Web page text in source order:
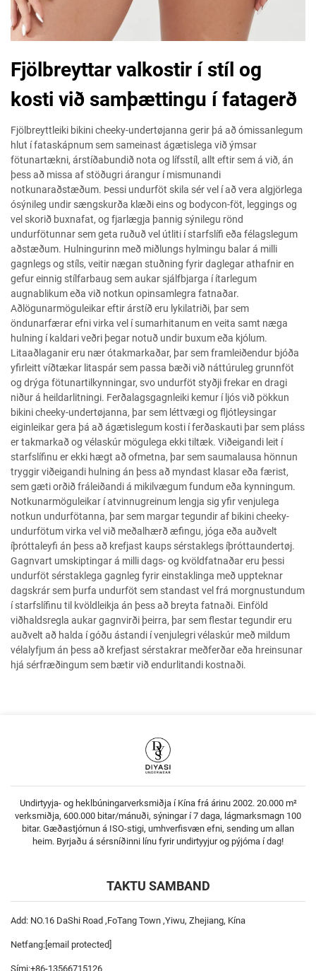
Fjölbreyttar valkostir í stíl og
kosti við samþættingu í fatagerð
Fjölbreyttleiki bikini cheeky-undertøjanna gerir þá að ómissanlegum
hlut í fataskápnum sem sameinast ágætislega við ýmsar
fötunartækni, árstíðabundið nota og lífsstíl, allt eftir sem á við, án
þess að missa af stöðugri árangur í mismunandi
notkunaraðstæðum. Þessi undurföt skila sér vel í að vera algjörlega
ósýnileg undir sængskurða klæði eins og bodycon-föt, leggings og
vel skorið buxnafat, og fjarlægja þannig sýnilegu rönd
undurfötunnar sem geta ruðuð vel útliti í starfslífi eða félagslegum
aðstæðum. Hulningurinn með miðlungs hylmingu balar á milli
gagnlegs og stíls, veitir nægan stuðning fyrir daglegar athafnir en
gefur einnig stílfarbaug sem aukar sjálfbjarga í ítarlegum
augnablikum eða við notkun opinsamlegra fatnaðar.
Aðlögunarmöguleikar eftir árstíð eru lykilatriði, þar sem
öndunarfærar efni virka vel í sumarhitanum en veita samt næga
hulning í kaldari veðri þegar notuð undir buxum eða kjólum.
Litaaðlaganir eru nær ótakmarkaðar, þar sem framleiðendur bjóða
yfirleitt víðtækar litaspár sem passa bæði við náttúruleg grunnföt
og drýga fötunartilkynningar, svo undurföt styðji frekar en dragi
niður á heildarlitningi. Ferðalagsgagnleiki kemur í ljós við pökkun
bikini cheeky-undertøjanna, þar sem léttvægi og fljótleysingar
eiginleikar gera þá að ágætislegum kosti í ferðaskauti þar sem pláss
er takmarkað og vélaskúr mögulega ekki tiltæk. Viðeigandi leit í
starfslífinu er ekki hægt að ofmetna, þar sem saumalausa hönnun
tryggir viðeigandi hulning án þess að myndast klasar eða færist,
sem gæti orðið fráleiðandi á mikilvægum fundum eða kynningum.
Notkunarmöguleikar í atvinnugreinum lengja sig yfir venjulega
notkun undurfötanna, þar sem margar tegundir af bikini cheeky-
undurfötum virka vel við meðalhærð æfingu, jóga eða auðvelt
íþróttaleyfi án þess að krefjast kaups sérstaklegs íþróttaundertøj.
Gagnvart umskiptingar á milli dags- og kvöldfatnaðar eru þessi
undurföt sérstaklega gagnleg fyrir einstaklinga með uppteknar
dagskrár sem þurfa undurföt sem standast vel frá morgnustundum
í starfslífinu til kvöldleikja án þess að breyta fatnaði. Einföld
viðhaldsregla aukar gagnvirði þeirra, þar sem flestar tegundir eru
auðvelt að halda í góðu ástandi í venjulegri vélaskúr með mildum
vélalyfjum án þess að krefjast sérstakrar meðferðar eða hreinsunar
hjá sérfræðingum sem bætir við endurlitandi kostnaði.
Undirtyyja- og heklbúningarverksmiðja í Kína frá árinu 2002. 20.000 m²
verksmiðja, 600.000 bitar/mánuði, sýningar í 7 daga, lágmarksmagn 100
bitar. Gæðastjórnun á ISO-stigi, umhverfisvæn efni, sending um allan
heim. Byrjaðu á sérsníðinni línu fyrir undirtyyjur og pýjóma í dag!
TAKTU SAMBAND
Add: NO.16 DaShi Road ,FoTang Town ,Yiwu, Zhejiang, Kína
Netfang: [email protected]
Sími:+86-13566715126